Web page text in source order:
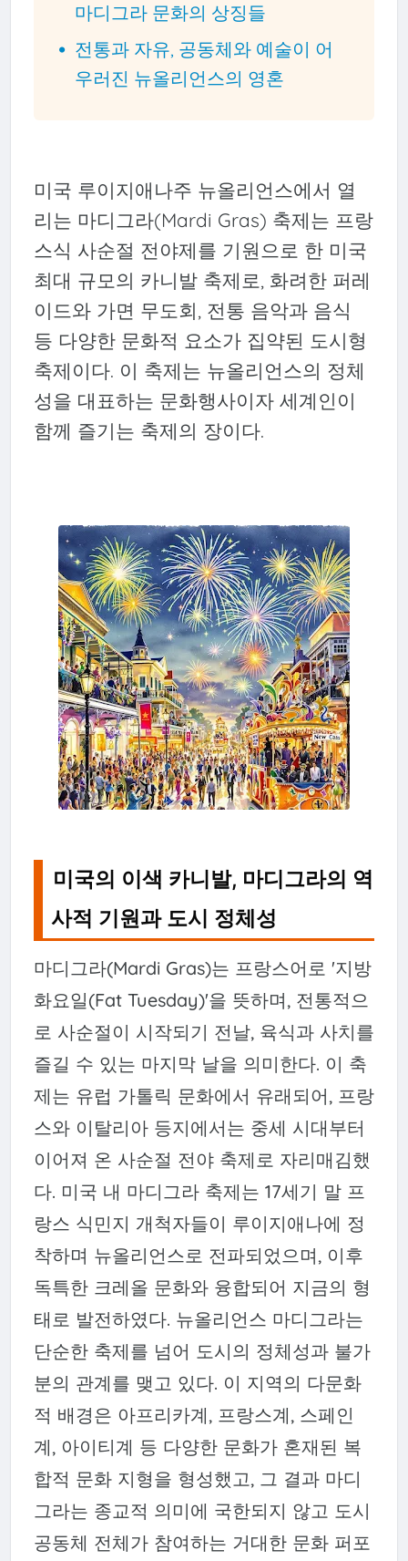
마디그라 문화의 상징들
전통과 자유, 공동체와 예술이 어
우러진 뉴올리언스의 영혼
미국 루이지애나주 뉴올리언스에서 열
리는 마디그라(Mardi Gras) 축제는 프랑
스식 사순절 전야제를 기원으로 한 미국
최대 규모의 카니발 축제로, 화려한 퍼레
이드와 가면 무도회, 전통 음악과 음식
등 다양한 문화적 요소가 집약된 도시형
축제이다. 이 축제는 뉴올리언스의 정체
성을 대표하는 문화행사이자 세계인이
함께 즐기는 축제의 장이다.
미국의 이색 카니발, 마디그라의 역
사적 기원과 도시 정체성
마디그라(Mardi Gras)는 프랑스어로 '지방
화요일(Fat Tuesday)'을 뜻하며, 전통적으
로 사순절이 시작되기 전날, 육식과 사치를
즐길 수 있는 마지막 날을 의미한다. 이 축
제는 유럽 가톨릭 문화에서 유래되어, 프랑
스와 이탈리아 등지에서는 중세 시대부터
이어져 온 사순절 전야 축제로 자리매김했
다. 미국 내 마디그라 축제는 17세기 말 프
랑스 식민지 개척자들이 루이지애나에 정
착하며 뉴올리언스로 전파되었으며, 이후
독특한 크레올 문화와 융합되어 지금의 형
태로 발전하였다. 뉴올리언스 마디그라는
단순한 축제를 넘어 도시의 정체성과 불가
분의 관계를 맺고 있다. 이 지역의 다문화
적 배경은 아프리카계, 프랑스계, 스페인
계, 아이티계 등 다양한 문화가 혼재된 복
합적 문화 지형을 형성했고, 그 결과 마디
그라는 종교적 의미에 국한되지 않고 도시
공동체 전체가 참여하는 거대한 문화 퍼포